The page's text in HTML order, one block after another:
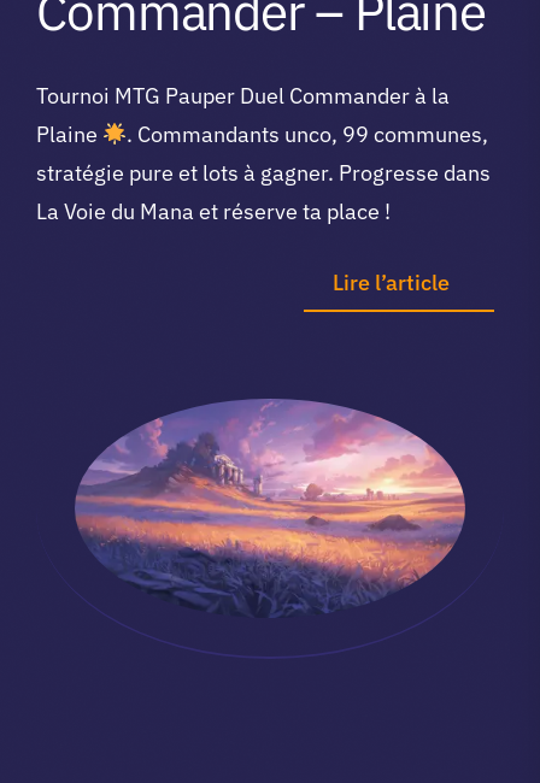
Tournoi MTG Pauper Duel Commander à la
Plaine
. Commandants unco, 99 communes,
stratégie pure et lots à gagner. Progresse dans
La Voie du Mana et réserve ta place !
Lire l’article